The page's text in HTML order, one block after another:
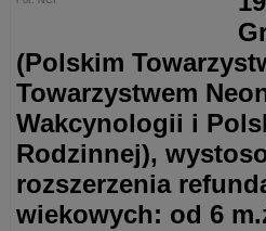
(Polskim
Towarzystwem
Wakcynologii i
Rodzinnej),
rozszerzenia
wiekowych: od 6